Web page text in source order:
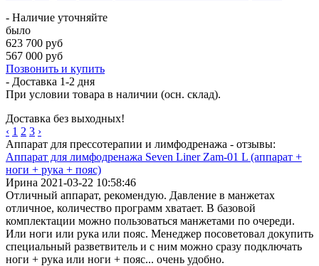
- Наличие уточняйте
было
623 700 руб
567 000 руб
Позвонить и купить
- Доставка 1-2 дня
При условии товара в наличии (осн. склад).
Доставка без выходных!
‹ 1 2 3 ›
Аппарат для прессотерапии и лимфодренажа - отзывы:
Аппарат для лимфодренажа Seven Liner Zam-01 L (аппарат +
ноги + рука + пояс)
Ирина 2021-03-22 10:58:46
Отличный аппарат, рекомендую. Давление в манжетах
отличное, количество программ хватает. В базовой
комплектации можно пользоваться манжетами по очереди.
Или ноги или рука или пояс. Менеджер посоветовал докупить
специальный разветвитель и с ним можно сразу подключать
ноги + рука или ноги + пояс... очень удобно.